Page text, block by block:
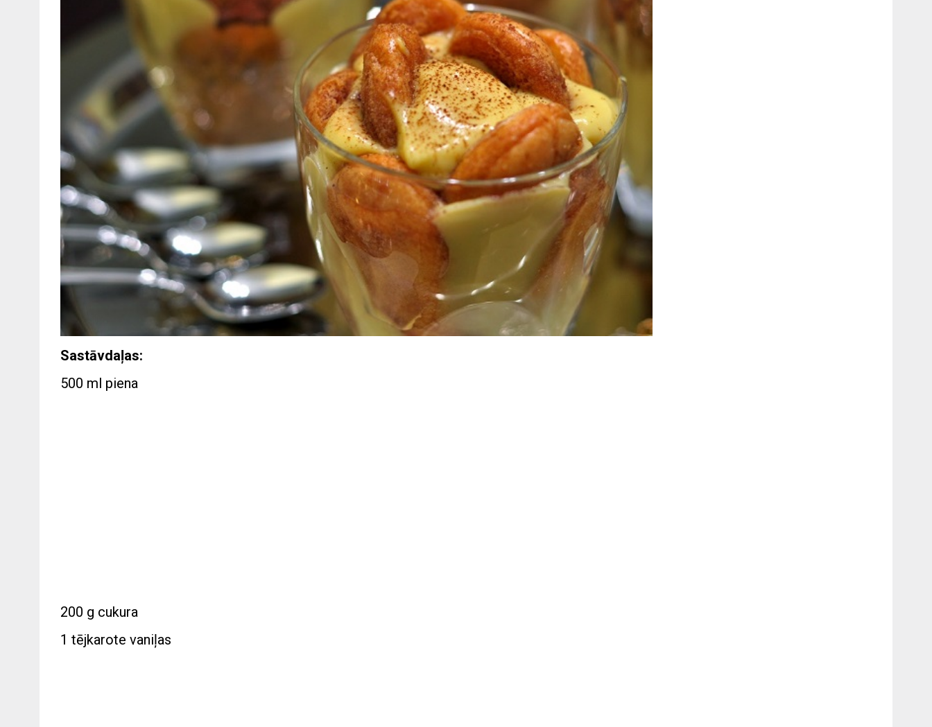
Sastāvdaļas:
500 ml piena
200 g cukura
1 tējkarote vaniļas